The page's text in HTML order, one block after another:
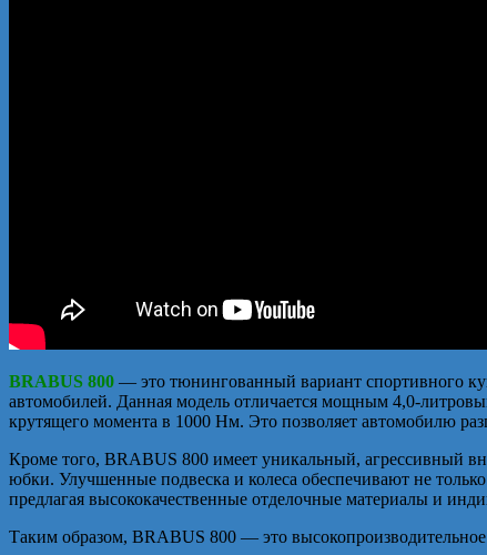
BRABUS 800 — это тюнингованный вариант спортивного
автомобилей. Данная модель отличается мощным 4,0-
крутящего момента в 1000 Нм. Это позволяет автомобилю
Кроме того, BRABUS 800 имеет уникальный, агрессивный
юбки. Улучшенные подвеска и колеса обеспечивают не
предлагая высококачественные отделочные материалы и
Таким образом, BRABUS 800 — это